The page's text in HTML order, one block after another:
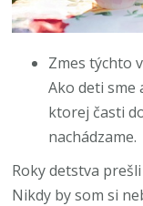
Zmes týchto
Ako deti sme
ktorej časti
nachádzame.
Roky detstva
Nikdy by som si